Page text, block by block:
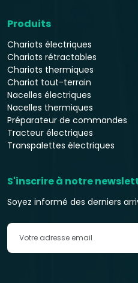
Produits
Chariots électriques
Chariots rétractables
Chariots thermiques
Chariot tout-terrain
Nacelles électriques
Nacelles thermiques
Préparateur de commandes
Tracteur électriques
Transpalettes électriques
S'inscrire à notre
Soyez informé des derniers